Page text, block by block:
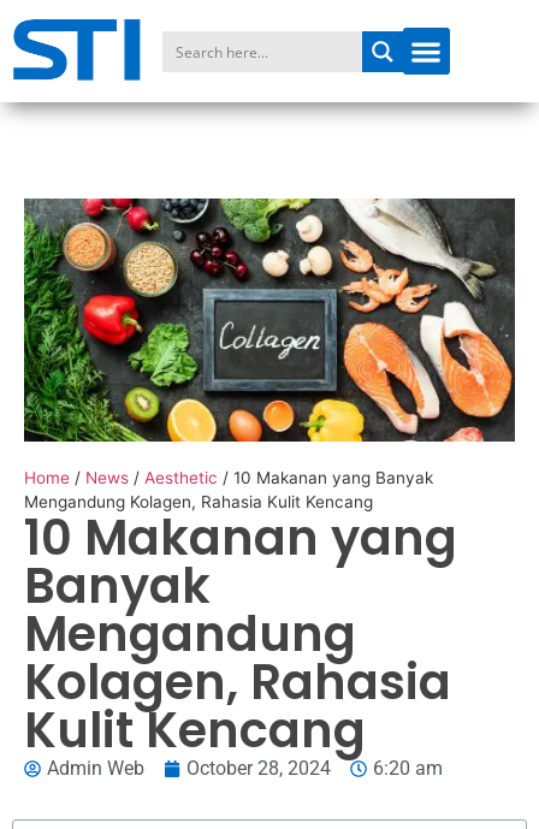
Home / News / Aesthetic / 10 Makanan yang Banyak
Mengandung Kolagen, Rahasia Kulit Kencang
10 Makanan yang
Banyak
Mengandung
Kolagen, Rahasia
Kulit Kencang
Admin Web October 28, 2024 6:20 am